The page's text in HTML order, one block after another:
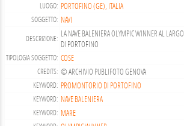
LUOGO: PORTOFINO (GE), ITALIA
SOGGETTO: NAVI
DESCRIZIONE: LA NAVE BALENIERA OLYMPIC WINNER AL LARGO
DI PORTOFINO
TIPOLOGIA SOGGETTO: COSE
CREDITS: © ARCHIVIO PUBLIFOTO GENOVA
KEYWORD: PROMONTORIO DI PORTOFINO
KEYWORD: NAVE BALENIERA
KEYWORD: MARE